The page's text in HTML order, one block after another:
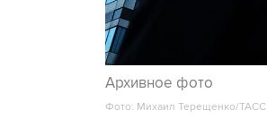
Архивное фото
Фото: Михаил Терещенко/ТАСС